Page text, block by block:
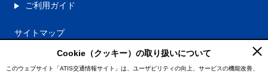
ご利用ガイド
サイトマップ
プライバシーポリシー
利用規約
Cookie（クッキー）の取り扱いについて
このウェブサイト「ATIS交通情報サイト」は、ユーザビリティの向上、サービスの機能改善、